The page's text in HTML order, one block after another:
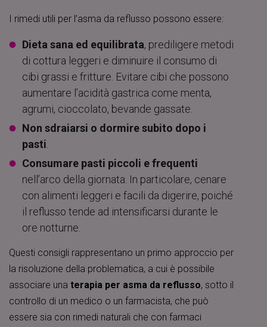
I rimedi utili per l’asma da reflusso possono essere:
Dieta sana ed equilibrata, prediligere metodi
di cottura leggeri e diminuire il consumo di
cibi grassi e fritture. Evitare cibi che possono
aumentare l’acidità gastrica come menta,
agrumi, cioccolato, bevande gassate.
Non sdraiarsi o dormire subito dopo i
pasti
Consumare pasti piccoli e frequenti
nell’arco della giornata. In particolare, cenare
con alimenti leggeri e facili da digerire, poiché
il reflusso tende ad intensificarsi durante le
ore notturne.
Questi consigli rappresentano un primo approccio per
la risoluzione della problematica, a cui è possibile
associare una terapia per asma da reflusso, sotto il
controllo di un medico o un farmacista, che può
essere sia con rimedi naturali che con farmaci